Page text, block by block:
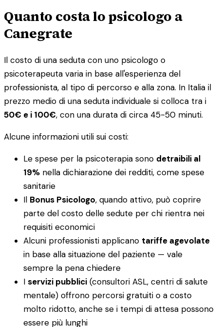
Quanto costa lo psicologo a
Canegrate
Il costo di una seduta con uno psicologo o
psicoterapeuta varia in base all'esperienza del
professionista, al tipo di percorso e alla zona. In Italia il
prezzo medio di una seduta individuale si colloca tra i
50€ e i 100€, con una durata di circa 45-50 minuti.
Alcune informazioni utili sui costi:
Le spese per la psicoterapia sono detraibili al
19% nella dichiarazione dei redditi, come spese
sanitarie
Il Bonus Psicologo, quando attivo, può coprire
parte del costo delle sedute per chi rientra nei
requisiti economici
Alcuni professionisti applicano tariffe agevolate
in base alla situazione del paziente — vale
sempre la pena chiedere
I servizi pubblici (consultori ASL, centri di salute
mentale) offrono percorsi gratuiti o a costo
molto ridotto, anche se i tempi di attesa possono
essere più lunghi